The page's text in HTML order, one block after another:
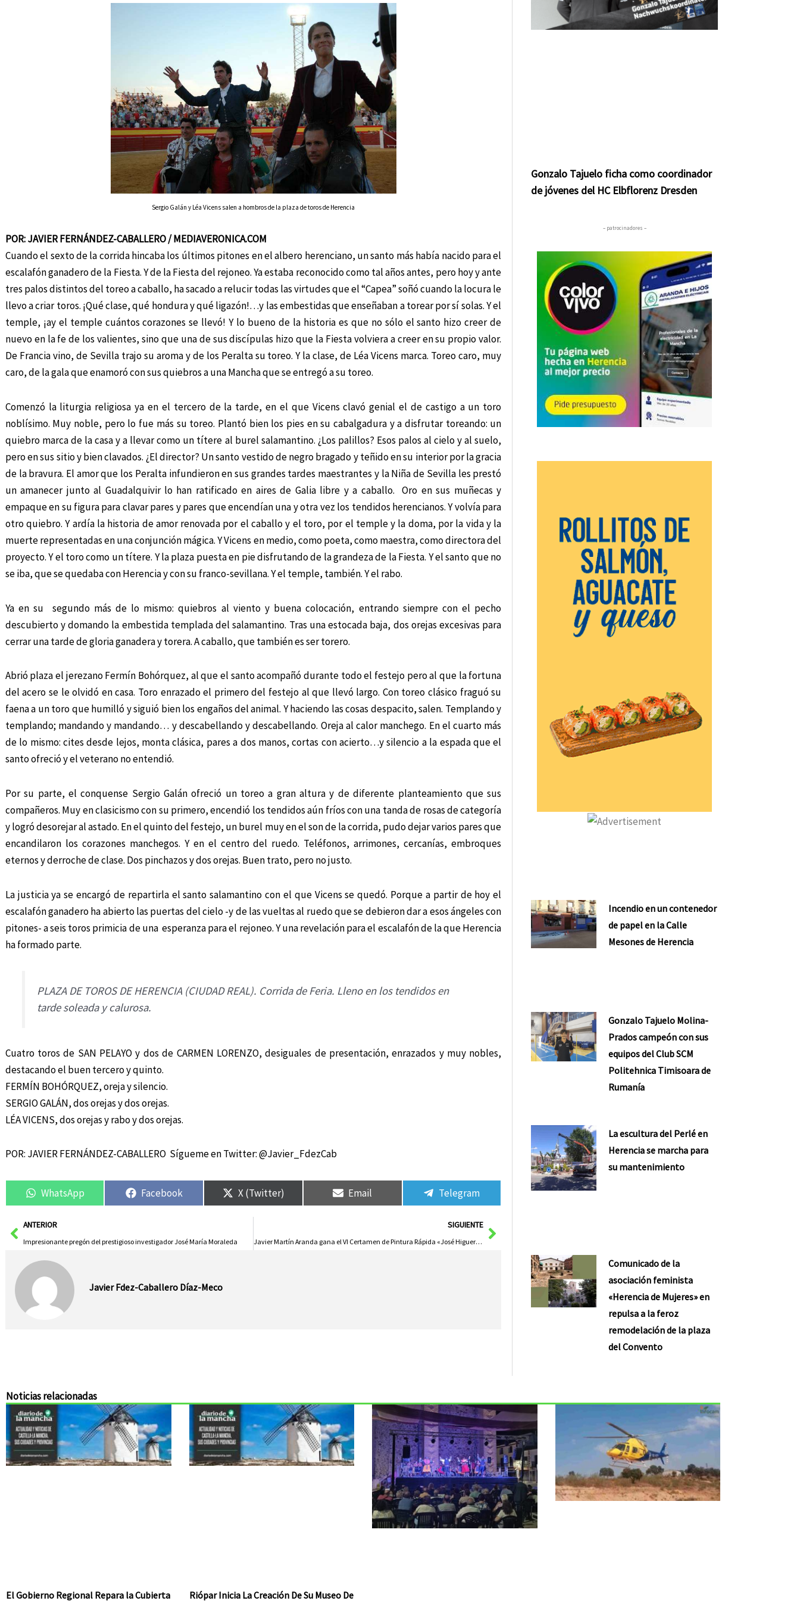
Sergio Galán y Léa Vicens salen a hombros de la plaza de toros de Herencia
POR: JAVIER FERNÁNDEZ-CABALLERO / MEDIAVERONICA.COM
Cuando el sexto de la corrida hincaba los últimos pitones en el albero herenciano, un santo más había nacido para el
escalafón ganadero de la Fiesta. Y de la Fiesta del rejoneo. Ya estaba reconocido como tal años antes, pero hoy y ante
tres palos distintos del toreo a caballo, ha sacado a relucir todas las virtudes que el “Capea” soñó cuando la locura le
llevo a criar toros. ¡Qué clase, qué hondura y qué ligazón!…y las embestidas que enseñaban a torear por sí solas. Y el
temple, ¡ay el temple cuántos corazones se llevó! Y lo bueno de la historia es que no sólo el santo hizo creer de
nuevo en la fe de los valientes, sino que una de sus discípulas hizo que la Fiesta volviera a creer en su propio valor.
De Francia vino, de Sevilla trajo su aroma y de los Peralta su toreo. Y la clase, de Léa Vicens marca. Toreo caro, muy
caro, de la gala que enamoró con sus quiebros a una Mancha que se entregó a su toreo.
Comenzó la liturgia religiosa ya en el tercero de la tarde, en el que Vicens clavó genial el de castigo a un toro
noblísimo. Muy noble, pero lo fue más su toreo. Plantó bien los pies en su cabalgadura y a disfrutar toreando: un
quiebro marca de la casa y a llevar como un títere al burel salamantino. ¿Los palillos? Esos palos al cielo y al suelo,
pero en sus sitio y bien clavados. ¿El director? Un santo vestido de negro bragado y teñido en su interior por la gracia
de la bravura. El amor que los Peralta infundieron en sus grandes tardes maestrantes y la Niña de Sevilla les prestó
un amanecer junto al Guadalquivir lo han ratificado en aires de Galia libre y a caballo. Oro en sus muñecas y
empaque en su figura para clavar pares y pares que encendían una y otra vez los tendidos herencianos. Y volvía para
otro quiebro. Y ardía la historia de amor renovada por el caballo y el toro, por el temple y la doma, por la vida y la
muerte representadas en una conjunción mágica. Y Vicens en medio, como poeta, como maestra, como directora del
proyecto. Y el toro como un títere. Y la plaza puesta en pie disfrutando de la grandeza de la Fiesta. Y el santo que no
se iba, que se quedaba con Herencia y con su franco-sevillana. Y el temple, también. Y el rabo.
Ya en su segundo más de lo mismo: quiebros al viento y buena colocación, entrando siempre con el pecho
descubierto y domando la embestida templada del salamantino. Tras una estocada baja, dos orejas excesivas para
cerrar una tarde de gloria ganadera y torera. A caballo, que también es ser torero.
Abrió plaza el jerezano Fermín Bohórquez, al que el santo acompañó durante todo el festejo pero al que la fortuna
del acero se le olvidó en casa. Toro enrazado el primero del festejo al que llevó largo. Con toreo clásico fraguó su
faena a un toro que humilló y siguió bien los engaños del animal. Y haciendo las cosas despacito, salen. Templando y
templando; mandando y mandando… y descabellando y descabellando. Oreja al calor manchego. En el cuarto más
de lo mismo: cites desde lejos, monta clásica, pares a dos manos, cortas con acierto…y silencio a la espada que el
santo ofreció y el veterano no entendió.
Por su parte, el conquense Sergio Galán ofreció un toreo a gran altura y de diferente planteamiento que sus
compañeros. Muy en clasicismo con su primero, encendió los tendidos aún fríos con una tanda de rosas de categoría
y logró desorejar al astado. En el quinto del festejo, un burel muy en el son de la corrida, pudo dejar varios pares que
encandilaron los corazones manchegos. Y en el centro del ruedo. Teléfonos, arrimones, cercanías, embroques
eternos y derroche de clase. Dos pinchazos y dos orejas. Buen trato, pero no justo.
La justicia ya se encargó de repartirla el santo salamantino con el que Vicens se quedó. Porque a partir de hoy el
escalafón ganadero ha abierto las puertas del cielo -y de las vueltas al ruedo que se debieron dar a esos ángeles con
pitones- a seis toros primicia de una esperanza para el rejoneo. Y una revelación para el escalafón de la que Herencia
ha formado parte.
PLAZA DE TOROS DE HERENCIA (CIUDAD REAL). Corrida de Feria. Lleno en los tendidos en
tarde soleada y calurosa.
Cuatro toros de SAN PELAYO y dos de CARMEN LORENZO, desiguales de presentación, enrazados y muy nobles,
destacando el buen tercero y quinto.
FERMÍN BOHÓRQUEZ, oreja y silencio.
SERGIO GALÁN, dos orejas y dos orejas.
LÉA VICENS, dos orejas y rabo y dos orejas.
POR: JAVIER FERNÁNDEZ-CABALLERO Sígueme en Twitter: @Javier_FdezCab
WhatsApp Facebook X (Twitter) Email Telegram
AntANTERIOR
Impresionante pregón del prestigioso investigador José María Moraleda
SIGUIENTE
Javier Martín Aranda gana el VI Certamen de Pintura Rápida «José Higueras»
Siguiente
Javier Fdez-Caballero Díaz-Meco
Gonzalo Tajuelo ficha como coordinador
de jóvenes del HC Elbflorenz Dresden
– patrocinadores –
Incendio en un contenedor
de papel en la Calle
Mesones de Herencia
Gonzalo Tajuelo Molina-
Prados campeón con sus
equipos del Club SCM
Politehnica Timisoara de
Rumanía
La escultura del Perlé en
Herencia se marcha para
su mantenimiento
Comunicado de la
asociación feminista
«Herencia de Mujeres» en
repulsa a la feroz
remodelación de la plaza
del Convento
Noticias relacionadas
El Gobierno Regional Repara la Cubierta Riópar Inicia La Creación De Su Museo De